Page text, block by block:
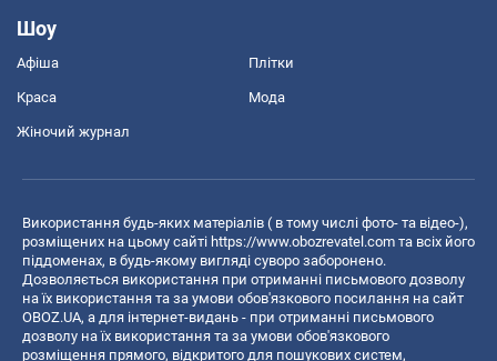
Шоу
Афіша Плітки
Краса Мода
Жіночий журнал
Використання будь-яких матеріалів ( в тому числі фото- та відео-),
розміщених на цьому сайті https://www.obozrevatel.com та всіх його
піддоменах, в будь-якому вигляді суворо заборонено.
Дозволяється використання при отриманні письмового дозволу
на їх використання та за умови обов'язкового посилання на сайт
OBOZ.UA, а для інтернет-видань - при отриманні письмового
дозволу на їх використання та за умови обов'язкового
розміщення прямого, відкритого для пошукових систем,